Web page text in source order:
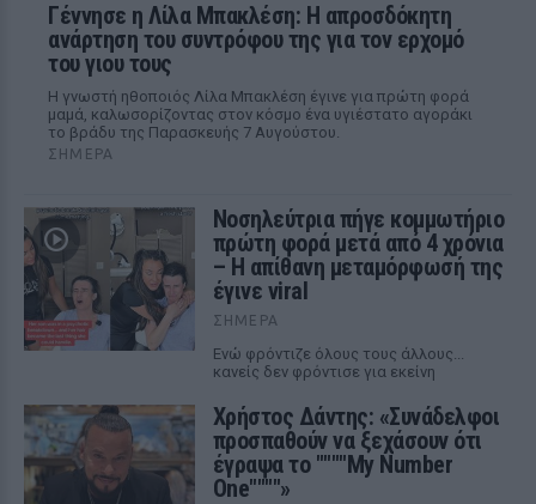
Γέννησε η Λίλα Μπακλέση: Η απροσδόκητη
ανάρτηση του συντρόφου της για τον ερχομό
του γιου τους
Η γνωστή ηθοποιός Λίλα Μπακλέση έγινε για πρώτη φορά
μαμά, καλωσορίζοντας στον κόσμο ένα υγιέστατο αγοράκι
το βράδυ της Παρασκευής 7 Αυγούστου.
ΣΉΜΕΡΑ
Νοσηλεύτρια πήγε κομμωτήριο
πρώτη φορά μετά από 4 χρόνια
– Η απίθανη μεταμόρφωσή της
έγινε viral
ΣΉΜΕΡΑ
Ενώ φρόντιζε όλους τους άλλους...
κανείς δεν φρόντισε για εκείνη
Χρήστος Δάντης: «Συνάδελφοι
προσπαθούν να ξεχάσουν ότι
έγραψα το """"My Number
One""""»